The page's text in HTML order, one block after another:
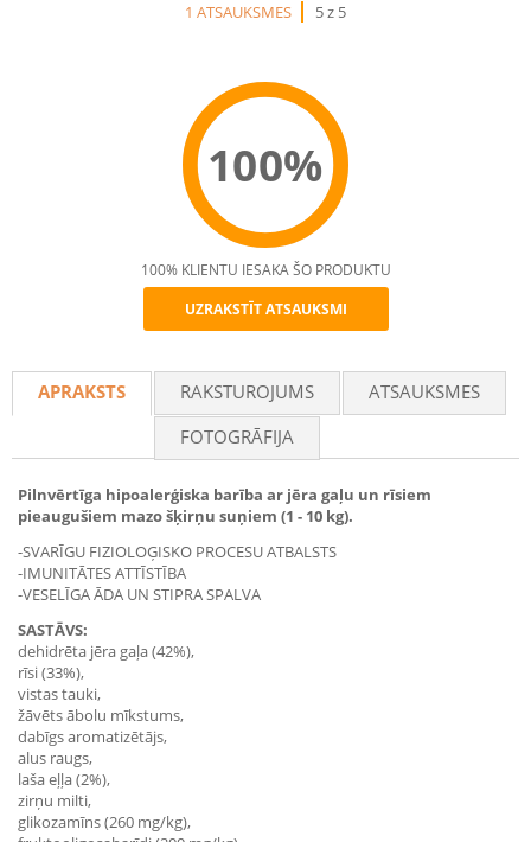
1 ATSAUKSMES
5 z 5
100%
Recommend
100% KLIENTU IESAKA ŠO PRODUKTU
UZRAKSTĪT ATSAUKSMI
APRAKSTS RAKSTUROJUMS
ATSAUKSMES
FOTOGRĀFIJA
Pilnvērtīga hipoalerģiska barība ar jēra gaļu un rīsiem
pieaugušiem mazo šķirņu suņiem (1 - 10 kg).
-SVARĪGU FIZIOLOĢISKO PROCESU ATBALSTS
-IMUNITĀTES ATTĪSTĪBA
-VESELĪGA ĀDA UN STIPRA SPALVA
SASTĀVS:
dehidrēta jēra gaļa (42%),
rīsi (33%),
vistas tauki,
žāvēts ābolu mīkstums,
dabīgs aromatizētājs,
alus raugs,
laša eļļa (2%),
zirņu milti,
glikozamīns (260 mg/kg),